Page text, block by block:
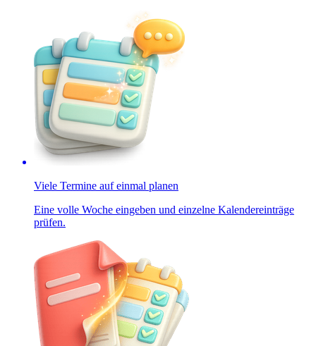
Viele Termine auf einmal planen
Eine volle Woche eingeben und einzelne Kalendereinträge
prüfen.